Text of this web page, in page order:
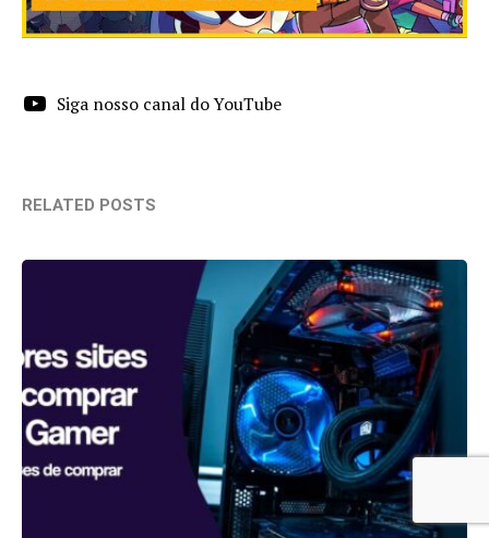
Siga nosso canal do YouTube
RELATED POSTS